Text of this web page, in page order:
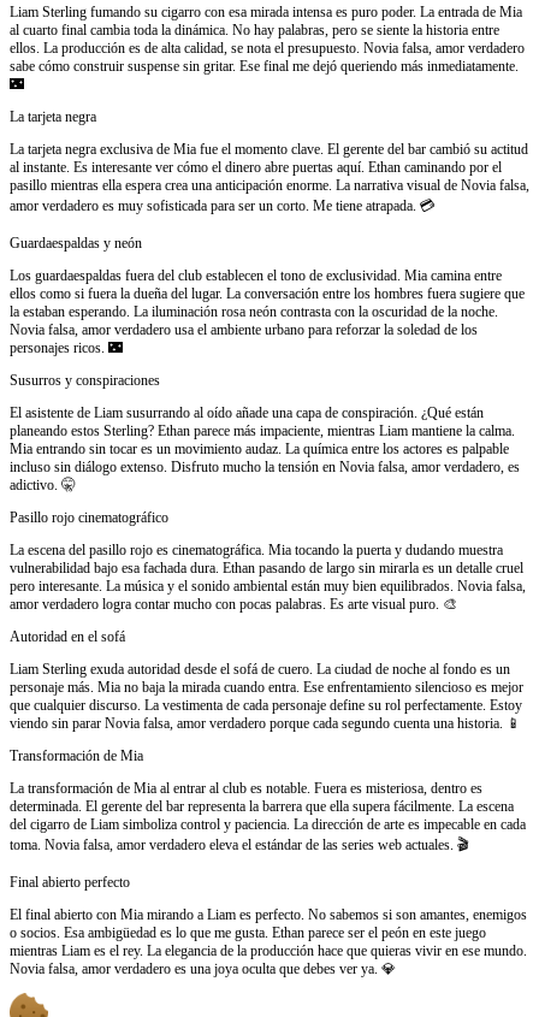
Liam Sterling fumando su cigarro con esa mirada intensa es puro poder. La entrada de Mia
al cuarto final cambia toda la dinámica. No hay palabras, pero se siente la historia entre
ellos. La producción es de alta calidad, se nota el presupuesto. Novia falsa, amor verdadero
sabe cómo construir suspense sin gritar. Ese final me dejó queriendo más inmediatamente.
🌃
La tarjeta negra
La tarjeta negra exclusiva de Mia fue el momento clave. El gerente del bar cambió su actitud
al instante. Es interesante ver cómo el dinero abre puertas aquí. Ethan caminando por el
pasillo mientras ella espera crea una anticipación enorme. La narrativa visual de Novia falsa,
amor verdadero es muy sofisticada para ser un corto. Me tiene atrapada. 💳
Guardaespaldas y neón
Los guardaespaldas fuera del club establecen el tono de exclusividad. Mia camina entre
ellos como si fuera la dueña del lugar. La conversación entre los hombres fuera sugiere que
la estaban esperando. La iluminación rosa neón contrasta con la oscuridad de la noche.
Novia falsa, amor verdadero usa el ambiente urbano para reforzar la soledad de los
personajes ricos. 🌃
Susurros y conspiraciones
El asistente de Liam susurrando al oído añade una capa de conspiración. ¿Qué están
planeando estos Sterling? Ethan parece más impaciente, mientras Liam mantiene la calma.
Mia entrando sin tocar es un movimiento audaz. La química entre los actores es palpable
incluso sin diálogo extenso. Disfruto mucho la tensión en Novia falsa, amor verdadero, es
adictivo. 🤫
Pasillo rojo cinematográfico
La escena del pasillo rojo es cinematográfica. Mia tocando la puerta y dudando muestra
vulnerabilidad bajo esa fachada dura. Ethan pasando de largo sin mirarla es un detalle cruel
pero interesante. La música y el sonido ambiental están muy bien equilibrados. Novia falsa,
amor verdadero logra contar mucho con pocas palabras. Es arte visual puro. 🎨
Autoridad en el sofá
Liam Sterling exuda autoridad desde el sofá de cuero. La ciudad de noche al fondo es un
personaje más. Mia no baja la mirada cuando entra. Ese enfrentamiento silencioso es mejor
que cualquier discurso. La vestimenta de cada personaje define su rol perfectamente. Estoy
viendo sin parar Novia falsa, amor verdadero porque cada segundo cuenta una historia. 📱
Transformación de Mia
La transformación de Mia al entrar al club es notable. Fuera es misteriosa, dentro es
determinada. El gerente del bar representa la barrera que ella supera fácilmente. La escena
del cigarro de Liam simboliza control y paciencia. La dirección de arte es impecable en cada
toma. Novia falsa, amor verdadero eleva el estándar de las series web actuales. 🎬
Final abierto perfecto
El final abierto con Mia mirando a Liam es perfecto. No sabemos si son amantes, enemigos
o socios. Esa ambigüedad es lo que me gusta. Ethan parece ser el peón en este juego
mientras Liam es el rey. La elegancia de la producción hace que quieras vivir en ese mundo.
Novia falsa, amor verdadero es una joya oculta que debes ver ya. 💎